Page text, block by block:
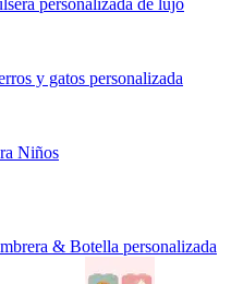
personalizada de lujo
y gatos personalizada
Niños
& Botella personalizada